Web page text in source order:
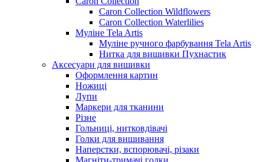
Caron Collection Wildflowers
Caron Collection Waterlilies
Муліне Tela Artis
Муліне ручного фарбування Tela Artis
Нитка для вишивки Пухнастик
Аксесуари для вишивки
Оформлення картин
Ножиці
Лупи
Маркери для тканини
Різне
Гольниці, нитковдівачі
Голки для вишивання
Наперстки, вспорювачі, різаки
Магніти-тримачі голки